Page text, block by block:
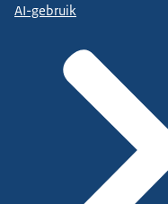
AI-gebruik